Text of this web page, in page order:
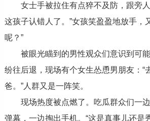
女士手被拉住有点猝不及防，跟旁人
这孩子认错人了。”女孩笑盈盈地放手，
呢？”
被眼光瞄到的男性观众们意识到可
纷往后退，现场有个女生怂恿男朋友：“
爸。”人群又是一阵笑。
现场热度被点燃了。吃瓜群众们一
弹幕，一边掏出手机。“这是真事儿还是